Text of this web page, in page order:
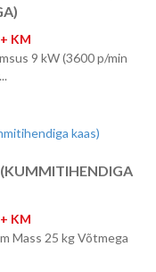
KM
9 kW (3600 p/min
KM
Mass 25 kg Võtmega